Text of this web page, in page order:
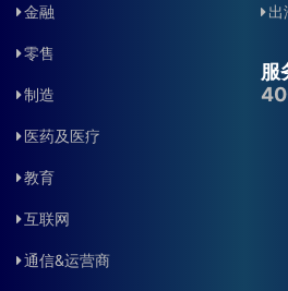
金融
零售
制造
医药及医疗
教育
互联网
通信&运营商
出
服